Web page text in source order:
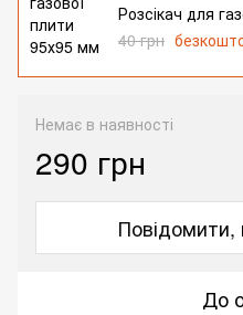
Розсікач для
40 грн
Немає в наявності
290 грн
Повідомити,
До